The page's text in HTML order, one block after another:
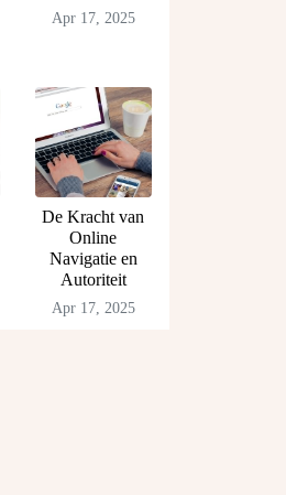
Apr 17, 2025
De Kracht van
Online
Navigatie en
Autoriteit
Apr 17, 2025